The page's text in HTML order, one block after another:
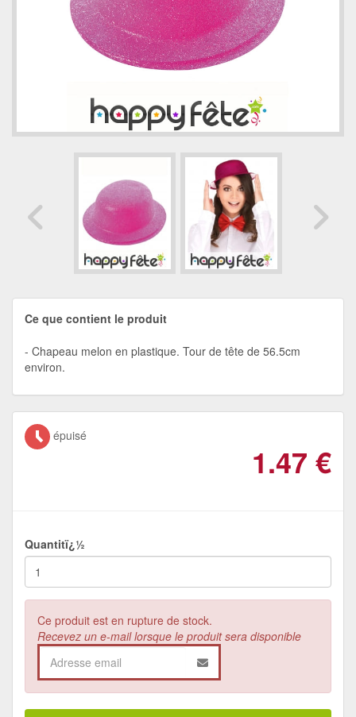
Ce que contient le produit
Chapeau melon en plastique. Tour de tête de 56.5cm
environ.
épuisé
1.47 €
Quantitï¿½
Ce produit est en rupture de stock.
Recevez un e-mail lorsque le produit sera disponible